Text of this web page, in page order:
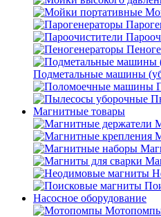
Подметальные машины
Магнитные товары
Насосное оборудование